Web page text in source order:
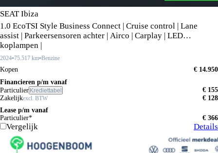
SEAT Ibiza
1.0 EcoTSI Style Business Connect | Cruise control | Lane
assist | Parkeersensoren achter | Airco | Carplay | LED
koplampen |
2024 75.517 km Benzine
Kopen
€ 14.950
Financieren p/m vanaf
Particulier Krediettabel
€ 155
Zakelijkexcl. BTW
€ 128
Lease p/m vanaf
Particulier*
€ 366
Vergelijk Details